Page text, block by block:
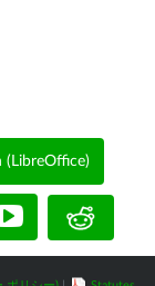
(LibreOffice)